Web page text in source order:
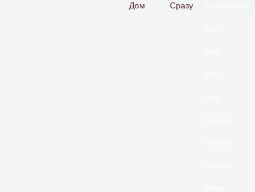
Дом Сразу